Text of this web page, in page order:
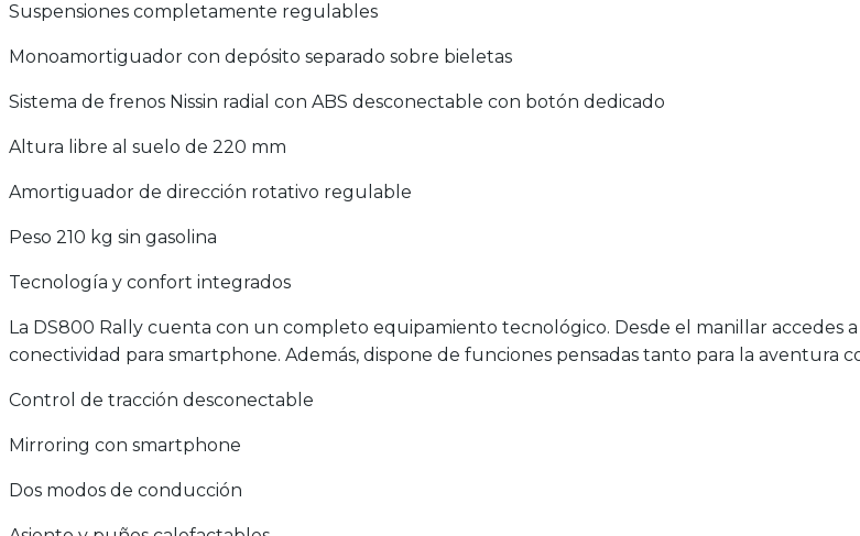
Suspensiones completamente regulables
Monoamortiguador con depósito separado sobre bieletas
Sistema de frenos Nissin radial con ABS desconectable con botón dedicado
Altura libre al suelo de 220 mm
Amortiguador de dirección rotativo regulable
Peso 210 kg sin gasolina
Tecnología y confort integrados
La DS800 Rally cuenta con un completo equipamiento tecnológico. Desde el manillar accedes
conectividad para smartphone. Además, dispone de funciones pensadas tanto para la aventura
Control de tracción desconectable
Mirroring con smartphone
Dos modos de conducción